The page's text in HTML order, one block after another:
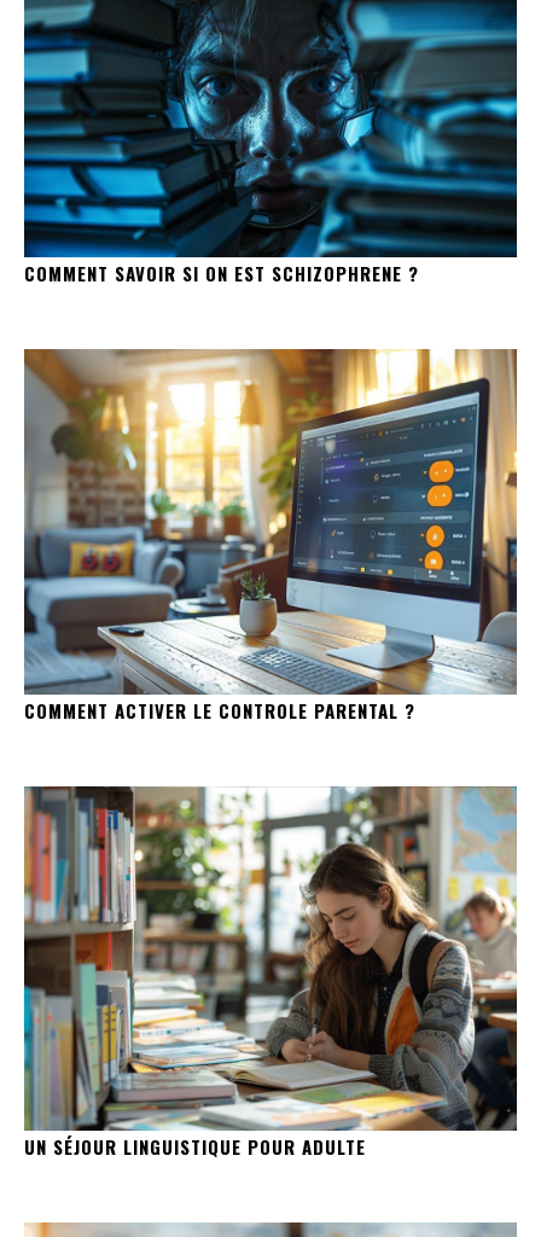
COMMENT SAVOIR SI ON EST SCHIZOPHRENE ?
COMMENT ACTIVER LE CONTROLE PARENTAL ?
UN SÉJOUR LINGUISTIQUE POUR ADULTE